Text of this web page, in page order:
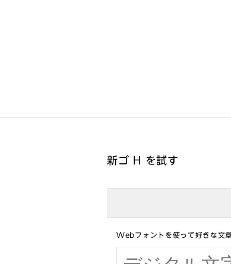
新ゴ H を試す
Webフォントを使って好きな文